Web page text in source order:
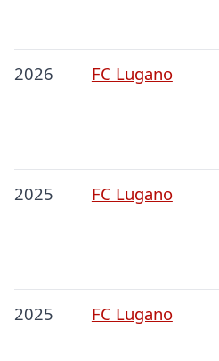
2026 FC Lugano
2025 FC Lugano
2025 FC Lugano